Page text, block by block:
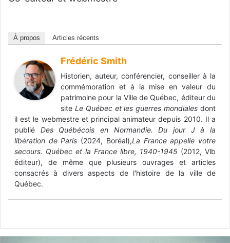
À propos Articles récents
Frédéric Smith
Historien, auteur, conférencier, conseiller à la
commémoration et à la mise en valeur du
patrimoine pour la Ville de Québec, éditeur du
site Le Québec et les guerres mondiales dont
il est le webmestre et principal animateur depuis 2010. Il a
publié Des Québécois en Normandie. Du jour J à la
libération de Paris (2024, Boréal),La France appelle votre
secours. Québec et la France libre, 1940-1945 (2012, Vlb
éditeur), de même que plusieurs ouvrages et articles
consacrés à divers aspects de l'histoire de la ville de
Québec.